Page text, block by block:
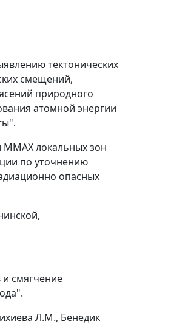
тектонических
смещений,
природного
атомной энергии
ММАХлокальных зон
по уточнению
опасных
смягчение
Л.М., Бенедик